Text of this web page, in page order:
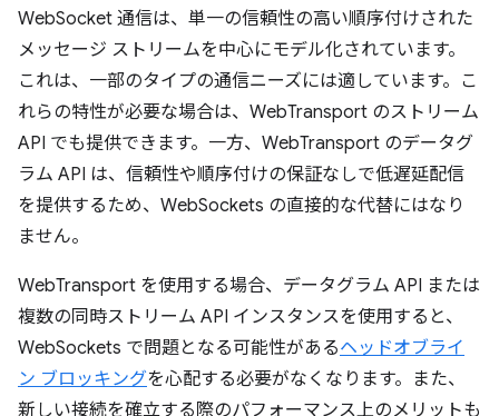
WebSocket 通信は、単一の信頼性の高い順序付けされた
メッセージ ストリームを中心にモデル化されています。
これは、一部のタイプの通信ニーズには適しています。こ
れらの特性が必要な場合は、WebTransport のストリーム
API でも提供できます。一方、WebTransport のデータグ
ラム API は、信頼性や順序付けの保証なしで低遅延配信
を提供するため、WebSockets の直接的な代替にはなり
ません。
WebTransport を使用する場合、データグラム API または
複数の同時ストリーム API インスタンスを使用すると、
WebSockets で問題となる可能性があるヘッドオブライ
ン ブロッキングを心配する必要がなくなります。また、
新しい接続を確立する際のパフォーマンス上のメリットも